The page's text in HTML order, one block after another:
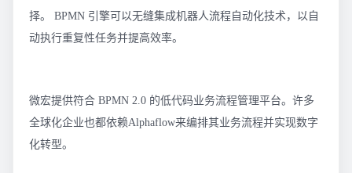
择。 BPMN 引擎可以无缝集成机器人流程自动化技术，以自
动执行重复性任务并提高效率。
微宏提供符合 BPMN 2.0 的低代码业务流程管理平台。许多
全球化企业也都依赖Alphaflow来编排其业务流程并实现数字
化转型。